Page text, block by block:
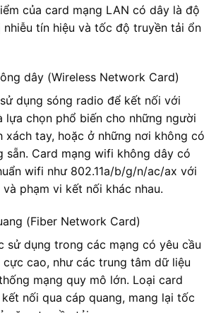
của card mạng LAN có dây là độ
tín hiệu và tốc độ truyền tải ổn
dây (Wireless Network Card)
dụng sóng radio để kết nối với
lựa chọn phổ biến cho những người
xách tay, hoặc ở những nơi không có
sẵn. Card mạng wifi không dây có
wifi như 802.11a/b/g/n/ac/ax với
phạm vi kết nối khác nhau.
(Fiber Network Card)
sử dụng trong các mạng có yêu cầu
cao, như các trung tâm dữ liệu
mạng quy mô lớn. Loại card
nối qua cáp quang, mang lại tốc